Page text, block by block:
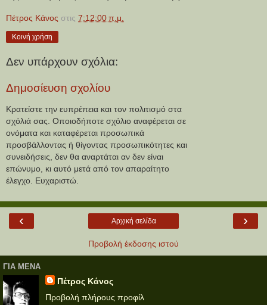
Πέτρος Κάνος στις 7:12:00 π.μ.
Κοινή χρήση
Δεν υπάρχουν σχόλια:
Δημοσίευση σχολίου
Κρατείστε την ευπρέπεια και τον πολιτισμό στα
σχόλιά σας. Οποιοδήποτε σχόλιο αναφέρεται σε
ονόματα και καταφέρεται προσωπικά
προσβάλλοντας ή θίγοντας προσωπικότητες και
συνειδήσεις, δεν θα αναρτάται αν δεν είναι
επώνυμο, κι αυτό μετά από τον απαραίτητο
έλεγχο. Ευχαριστώ.
‹ ›
Αρχική σελίδα
Προβολή έκδοσης ιστού
ΓΙΑ ΜΕΝΑ
Πέτρος Κάνος
Προβολή πλήρους προφίλ